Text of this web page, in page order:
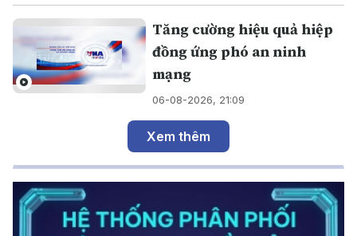
Tăng cường hiệu quả hiệp
đồng ứng phó an ninh
mạng
06-08-2026, 21:09
Xem thêm